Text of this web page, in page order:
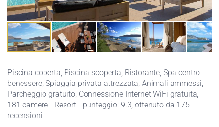
Piscina coperta, Piscina scoperta, Ristorante, Spa centro
benessere, Spiaggia privata attrezzata, Animali ammessi,
Parcheggio gratuito, Connessione Internet WiFi gratuita,
181 camere - Resort - punteggio: 9.3, ottenuto da 175
recensioni